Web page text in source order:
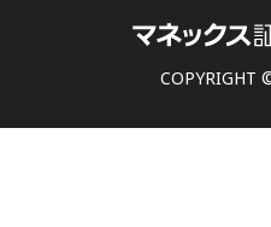
COPYRIGHT